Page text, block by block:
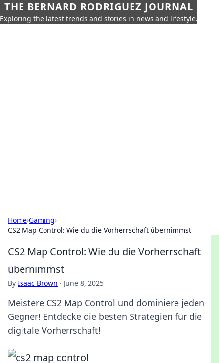
THE BERNARD RODRIGUEZ JOURNAL
Exploring the latest trends and stories in news and lifestyle.
Home›Gaming›
CS2 Map Control: Wie du die Vorherrschaft übernimmst
CS2 Map Control: Wie du die Vorherrschaft
übernimmst
By Isaac Brown · June 8, 2025
Meistere CS2 Map Control und dominiere jeden
Gegner! Entdecke die besten Strategien für die
digitale Vorherrschaft!